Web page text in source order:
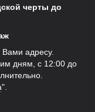
черты до
Вами адресу.
дням, с 12:00 до
".